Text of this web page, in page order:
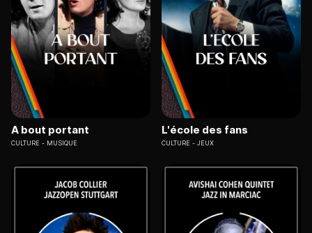
A bout portant
CULTURE MUSIQUE
L'école des fans
CULTURE JEUX